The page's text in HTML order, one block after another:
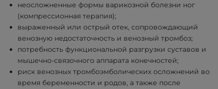
неосложненные формы варикозной болезни ног
(компрессионная терапия);
выраженный или острый отек, сопровождающий
венозную недостаточность и венозный тромбоз;
потребность функциональной разгрузки суставов и
мышечно-связочного аппарата конечностей;
риск венозных тромбоэмболических осложнений во
время беременности и родов, а также после